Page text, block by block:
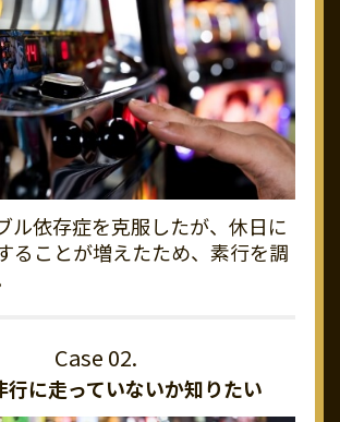
ル依存症を克服したが、休日に
ることが増えたため、素行を調
行に走っていないか知りたい